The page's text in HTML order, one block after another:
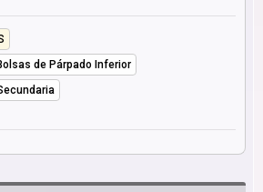
de Párpado Inferior